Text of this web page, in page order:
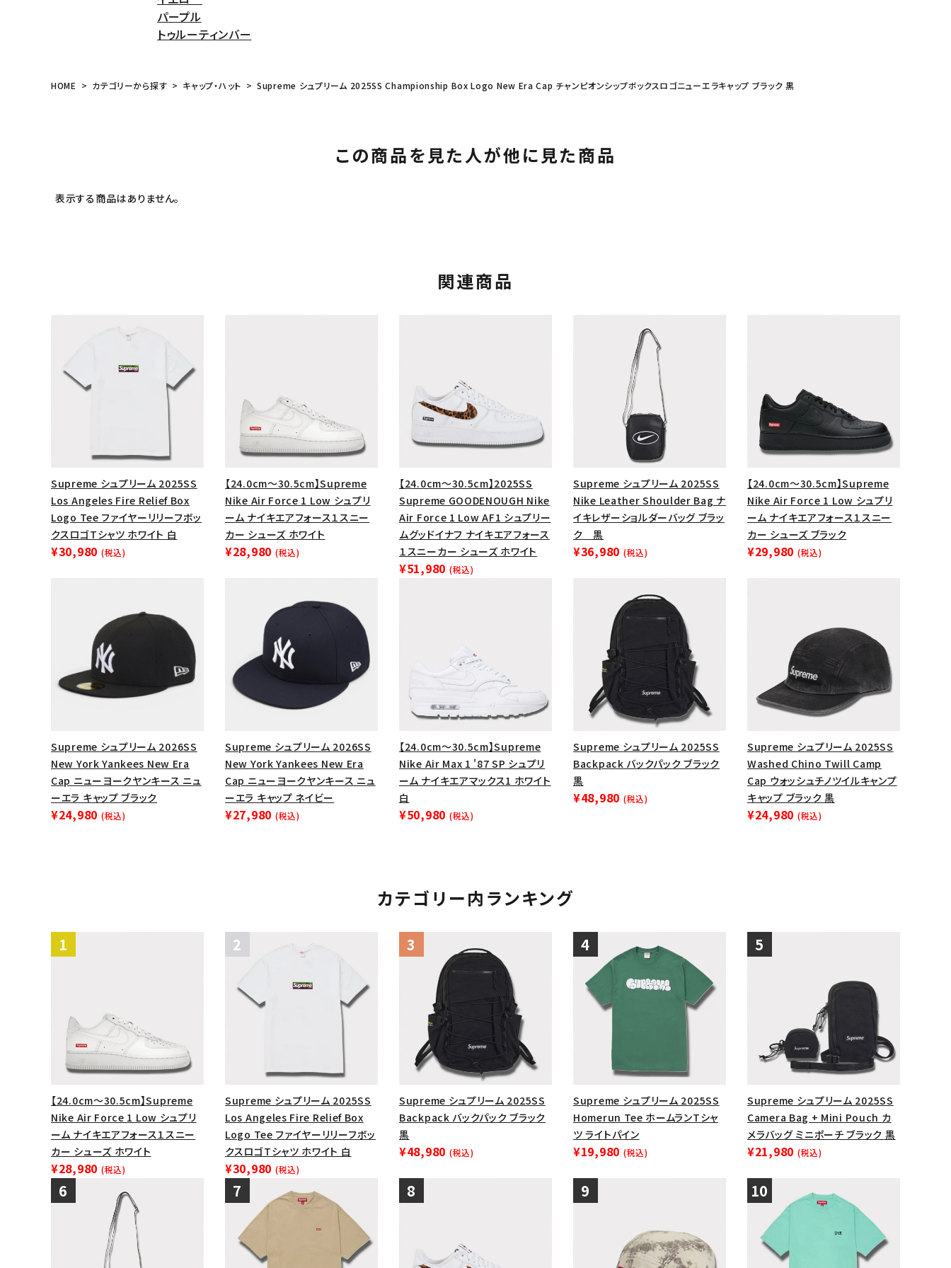
キャップ・ハット
ショルダー・ウエストバッグ
ブラックスウェット
在庫のない商品を表示する
パープル
トゥルーティンバー
HOME カテゴリーから探す キャップ・ハット Supreme シュプリーム 2025SS Championship Box Logo New Era Cap チャンピオンシップボックスロゴニューエラキャップ ブラック 黒
この商品を見た人が他に見た商品
表示する商品はありません。
関連商品
Supreme シュプリーム 2025SS
Los Angeles Fire Relief Box
Logo Tee ファイヤーリリーフボッ
クスロゴTシャツ ホワイト 白
¥30,980 (税込)
【24.0cm～30.5cm】Supreme
Nike Air Force 1 Low シュプリ
ーム ナイキエアフォース１スニー
カー シューズ ホワイト
¥28,980 (税込)
【24.0cm～30.5cm】2025SS
Supreme GOODENOUGH Nike
Air Force 1 Low AF1 シュプリー
ムグッドイナフ ナイキエアフォース
１スニーカー シューズ ホワイト
¥51,980 (税込)
Supreme シュプリーム 2025SS
Nike Leather Shoulder Bag ナ
イキレザーショルダーバッグ ブラッ
ク 黒
¥36,980 (税込)
【24.0cm～30.5cm】Supreme
Nike Air Force 1 Low シュプリ
ーム ナイキエアフォース１スニー
カー シューズ ブラック
¥29,980 (税込)
Supreme シュプリーム 2026SS
New York Yankees New Era
Cap ニューヨークヤンキース ニュ
ーエラ キャップ ブラック
¥24,980 (税込)
Supreme シュプリーム 2026SS
New York Yankees New Era
Cap ニューヨークヤンキース ニュ
ーエラ キャップ ネイビー
¥27,980 (税込)
【24.0cm～30.5cm】Supreme
Nike Air Max 1 '87 SP シュプリ
ーム ナイキエアマックス1 ホワイト
白
¥50,980 (税込)
Supreme シュプリーム 2025SS
Backpack バックパック ブラック
黒
¥48,980 (税込)
Supreme シュプリーム 2025SS
Washed Chino Twill Camp
Cap ウォッシュチノツイルキャンプ
キャップ ブラック 黒
¥24,980 (税込)
カテゴリー内ランキング
【24.0cm～30.5cm】Supreme
Nike Air Force 1 Low シュプリ
ーム ナイキエアフォース１スニー
カー シューズ ホワイト
¥28,980 (税込)
Supreme シュプリーム 2025SS
Los Angeles Fire Relief Box
Logo Tee ファイヤーリリーフボッ
クスロゴTシャツ ホワイト 白
¥30,980 (税込)
Supreme シュプリーム 2025SS
Backpack バックパック ブラック
黒
¥48,980 (税込)
Supreme シュプリーム 2025SS
Homerun Tee ホームランTシャ
ツ ライトパイン
¥19,980 (税込)
Supreme シュプリーム 2025SS
Camera Bag + Mini Pouch カ
メラバッグ ミニポーチ ブラック 黒
¥21,980 (税込)